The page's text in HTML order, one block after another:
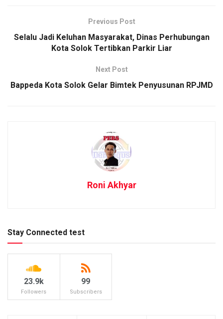
Previous Post
Selalu Jadi Keluhan Masyarakat, Dinas Perhubungan
Kota Solok Tertibkan Parkir Liar
Next Post
Bappeda Kota Solok Gelar Bimtek Penyusunan RPJMD
Roni Akhyar
Stay Connected test
23.9k
Followers
99
Subscribers